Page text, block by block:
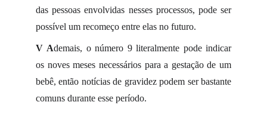
das pessoas envolvidas nesses processos, pode ser
possível um recomeço entre elas no futuro.
V Ademais, o número 9 literalmente pode indicar
os noves meses necessários para a gestação de um
bebê, então notícias de gravidez podem ser bastante
comuns durante esse período.